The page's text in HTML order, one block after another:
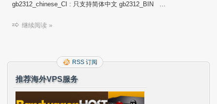
gb2312_chinese_CI : 只支持简体中文 gb2312_BIN …
继续阅读 »
RSS 订阅
推荐海外VPS服务